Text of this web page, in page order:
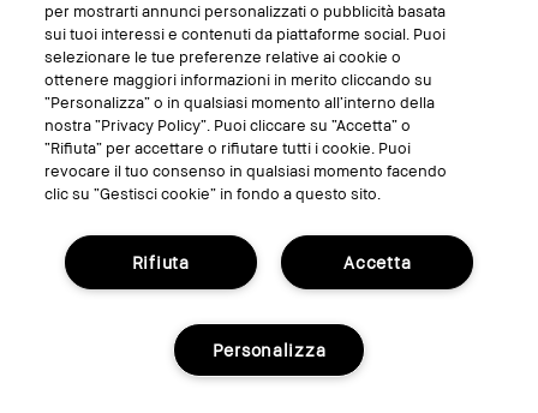
GESTISCI I COOKIE DEL SITO
TERMINI E CONDIZIONI
INFORMATIVA SULLA PRIVACY
REGOLAMENTO PROMO
RICICLA I TUOI PRODOTTI
per mostrarti annunci personalizzati o pubblicità basata
sui tuoi interessi e contenuti da piattaforme social. Puoi
selezionare le tue preferenze relative ai cookie o
ottenere maggiori informazioni in merito cliccando su
“Personalizza” o in qualsiasi momento all’interno della
nostra “Privacy Policy”. Puoi cliccare su “Accetta” o
“Rifiuta” per accettare o rifiutare tutti i cookie. Puoi
revocare il tuo consenso in qualsiasi momento facendo
clic su “Gestisci cookie” in fondo a questo sito.
Accetta
Rifiuta
Personalizza